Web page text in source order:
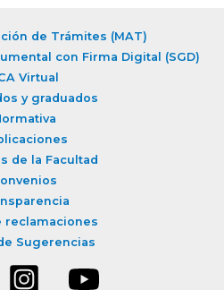
de Trámites (MAT)
con Firma Digital (SGD)
Virtual
y graduados
de la Facultad
reclamaciones
Sugerencias